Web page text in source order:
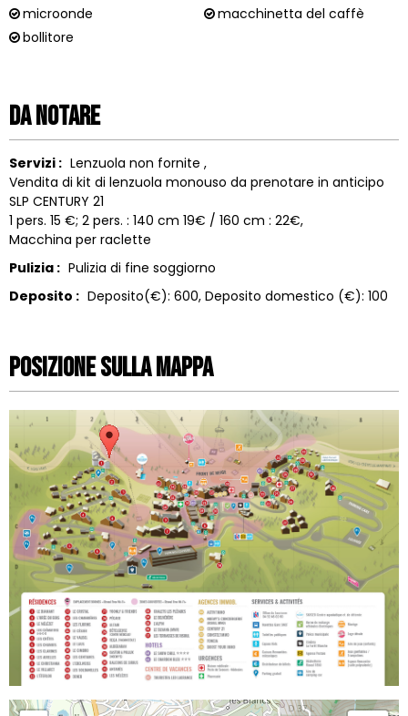
microonde
macchinetta del caffè
bollitore
Da notare
Servizi : Lenzuola non fornite
Vendita di kit di lenzuola monouso da prenotare in anticipo
SLP CENTURY 21
1 pers. 15 €; 2 pers. : 140 cm 19€ / 160 cm : 22€
Macchina per raclette
Pulizia : Pulizia di fine soggiorno
Deposito : Deposito(€): 600 Deposito domestico (€): 100
Posizione sulla mappa